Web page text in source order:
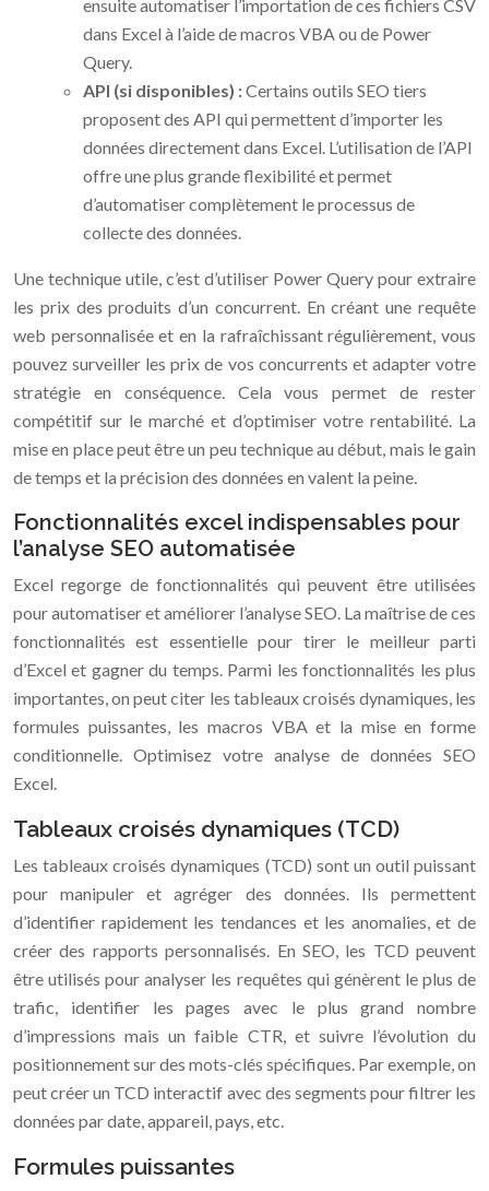
ensuite automatiser l’importation de ces fichiers CSV
dans Excel à l’aide de macros VBA ou de Power
Query.
API (si disponibles) :Certains outils SEO tiers
proposent des API qui permettent d’importer les
données directement dans Excel. L’utilisation de l’API
offre une plus grande flexibilité et permet
d’automatiser complètement le processus de
collecte des données.
Une technique utile, c’est d’utiliser Power Query pour extraire
les prix des produits d’un concurrent. En créant une requête
web personnalisée et en la rafraîchissant régulièrement, vous
pouvez surveiller les prix de vos concurrents et adapter votre
stratégie en conséquence. Cela vous permet de rester
compétitif sur le marché et d’optimiser votre rentabilité. La
mise en place peut être un peu technique au début, mais le gain
de temps et la précision des données en valent la peine.
Fonctionnalités excel indispensables pour
l’analyse SEO automatisée
Excel regorge de fonctionnalités qui peuvent être utilisées
pour automatiser et améliorer l’analyse SEO. La maîtrise de ces
fonctionnalités est essentielle pour tirer le meilleur parti
d’Excel et gagner du temps. Parmi les fonctionnalités les plus
importantes, on peut citer les tableaux croisés dynamiques, les
formules puissantes, les macros VBA et la mise en forme
conditionnelle. Optimisez votre analyse de données SEO
Excel.
Tableaux croisés dynamiques (TCD)
Les tableaux croisés dynamiques (TCD) sont un outil puissant
pour manipuler et agréger des données. Ils permettent
d’identifier rapidement les tendances et les anomalies, et de
créer des rapports personnalisés. En SEO, les TCD peuvent
être utilisés pour analyser les requêtes qui génèrent le plus de
trafic, identifier les pages avec le plus grand nombre
d’impressions mais un faible CTR, et suivre l’évolution du
positionnement sur des mots-clés spécifiques. Par exemple, on
peut créer un TCD interactif avec des segments pour filtrer les
données par date, appareil, pays, etc.
Formules puissantes